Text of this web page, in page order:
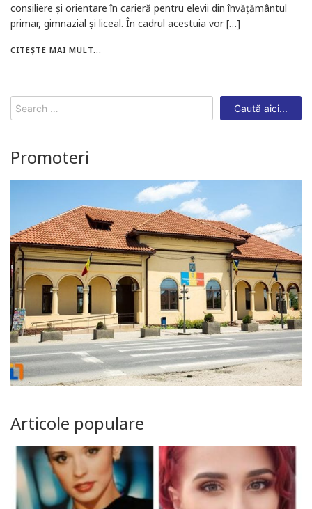
consiliere și orientare în carieră pentru elevii din învățământul
primar, gimnazial și liceal. În cadrul acestuia vor […]
CITEȘTE MAI MULT...
Search
for:
Promoteri
Articole populare